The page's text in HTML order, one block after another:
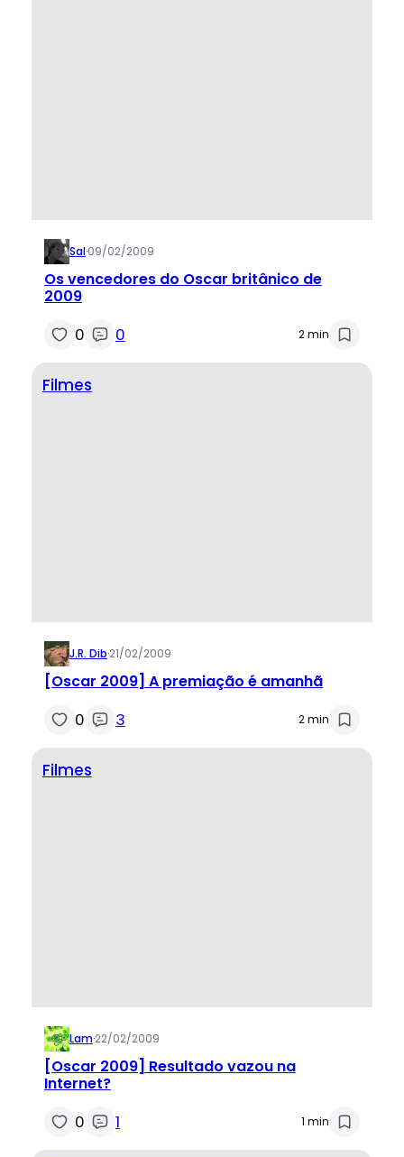
Sal·09/02/2009
Os vencedores do Oscar britânico de
2009
0 0 2 min
Filmes
J.R. Dib·21/02/2009
[Oscar 2009] A premiação é amanhã
0 3 2 min
Filmes
Lam·22/02/2009
[Oscar 2009] Resultado vazou na
Internet?
0 1 1 min